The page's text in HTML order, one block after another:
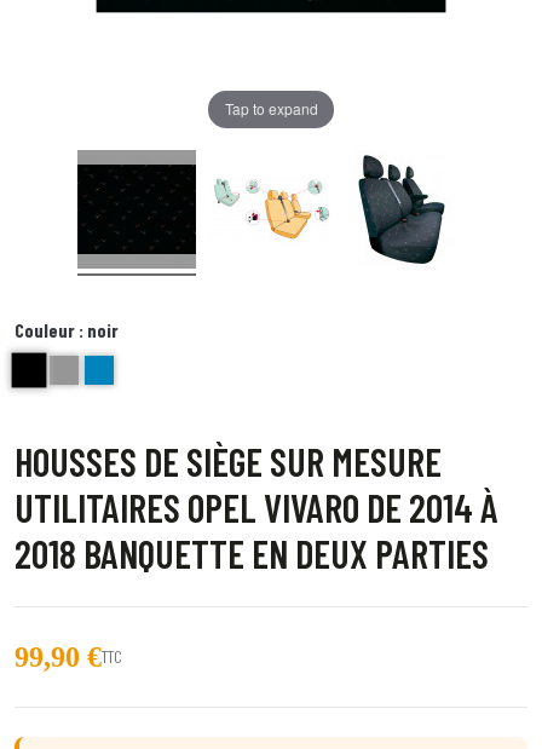
Tap to expand
Couleur : noir
HOUSSES DE SIÈGE SUR MESURE
UTILITAIRES OPEL VIVARO DE 2014 À
2018 BANQUETTE EN DEUX PARTIES
99,90 €TTC